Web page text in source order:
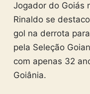
Jogador do Goiás
Rinaldo se
gol na derrota
pela Seleção
com apenas 32
Goiânia.